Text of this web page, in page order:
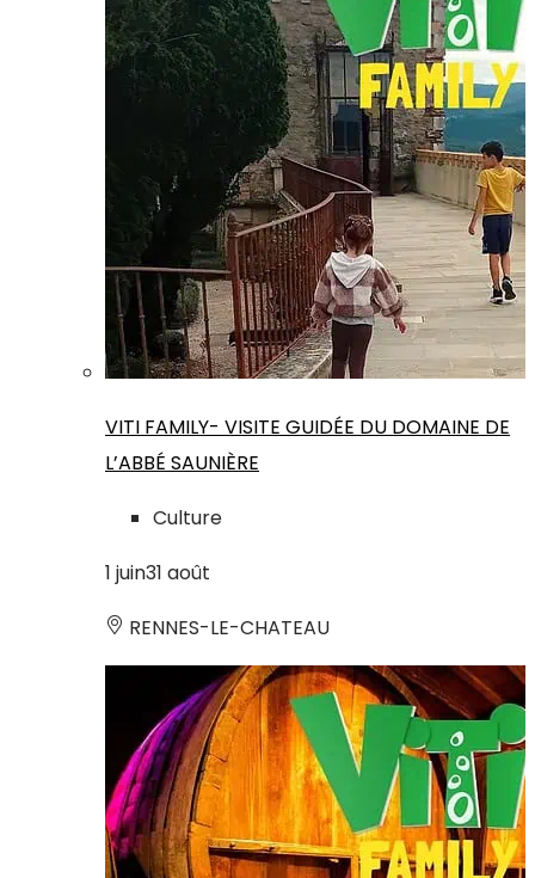
VITI FAMILY- VISITE GUIDÉE DU DOMAINE DE
L’ABBÉ SAUNIÈRE
Culture
1 juin31 août
RENNES-LE-CHATEAU